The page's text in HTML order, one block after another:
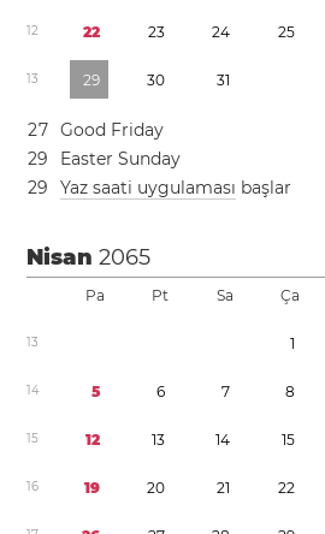
12 22 23 24 25
13 29 30 31
27 Good Friday
29
Easter Sunday
29 Yaz saati uygulaması başlar
Nisan2065
Pa Pt Sa Ça
13 1
14 5 6 7 8
15 12 13 14 15
16 19 20 21 22